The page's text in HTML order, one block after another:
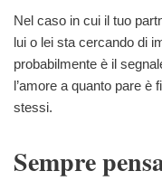
Nel caso in cui il tuo
lui o lei sta cercando di
probabilmente è il
l’amore a quanto pare
stessi.
Sempre